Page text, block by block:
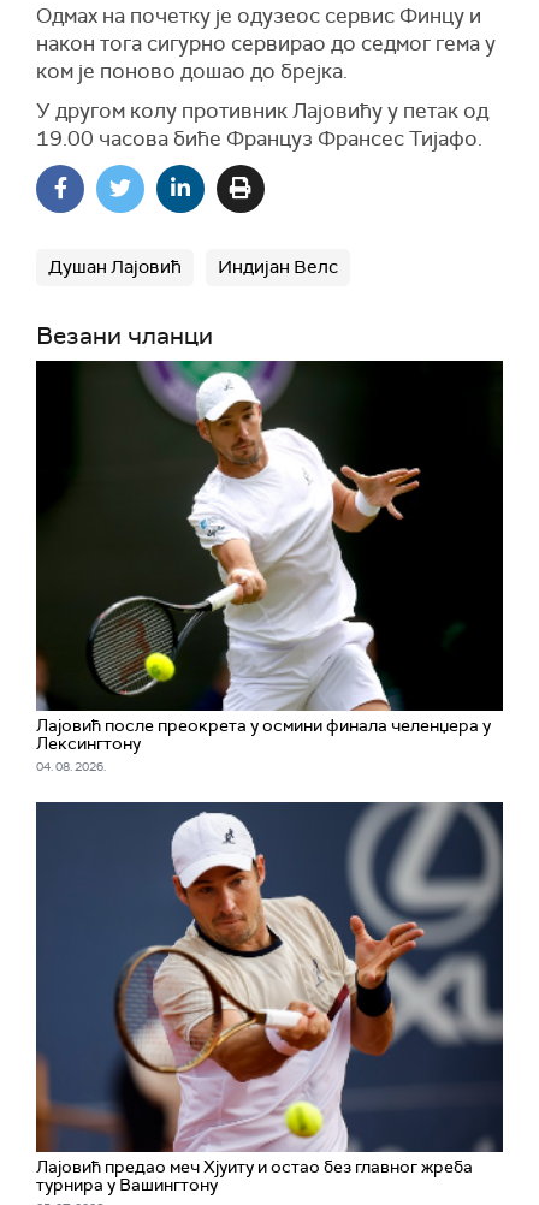
Одмах на почетку је одузеос сервис Финцу и
након тога сигурно сервирао до седмог гема у
ком је поново дошао до брејка.
У другом колу противник Лајовићу у петак од
19.00 часова биће Француз Франсес Тијафо.
Душан Лајовић Индијан Велс
Везани чланци
Лајовић после преокрета у осмини финала челенџера у
Лексингтону
04. 08. 2026.
Лајовић предао меч Хјуиту и остао без главног жреба
турнира у Вашингтону